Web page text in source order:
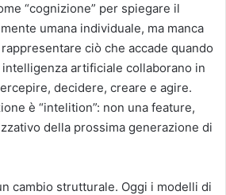
“cognizione” per spiegare il
umana individuale, ma manca
ciò che accade quando
artificiale collaborano in
decidere, creare e agire.
è “intelition”: non una feature,
della prossima generazione di
cambio strutturale. Oggi i modelli di